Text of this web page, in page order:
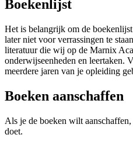
Boekenlijst
Het is belangrijk om de
later niet voor verrassingen te
literatuur die wij op de Marnix
onderwijseenheden en leertaken.
meerdere jaren van je opleiding
Boeken aanschaffen
Als je de boeken wilt
doet.